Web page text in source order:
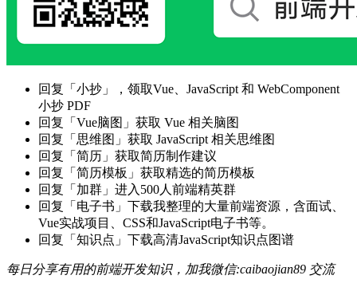
回复「小抄」，领取Vue、JavaScript 和 WebComponent
小抄 PDF
回复「Vue脑图」获取 Vue 相关脑图
回复「思维图」获取 JavaScript 相关思维图
回复「简历」获取简历制作建议
回复「简历模板」获取精选的简历模板
回复「加群」进入500人前端精英群
回复「电子书」下载我整理的大量前端资源，含面试、
Vue实战项目、CSS和JavaScript电子书等。
回复「知识点」下载高清JavaScript知识点图谱
每日分享有用的前端开发知识，加我微信:caibaojian89 交流